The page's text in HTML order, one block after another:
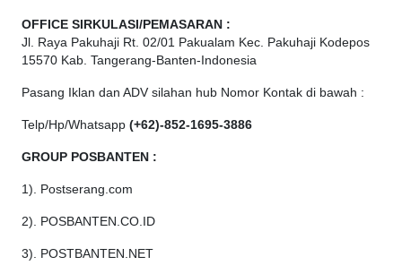
OFFICE SIRKULASI/PEMASARAN :
Jl. Raya Pakuhaji Rt. 02/01 Pakualam Kec. Pakuhaji Kodepos
15570 Kab. Tangerang-Banten-Indonesia
Pasang Iklan dan ADV silahan hub Nomor Kontak di bawah :
Telp/Hp/Whatsapp (+62)-852-1695-3886
GROUP POSBANTEN :
1). Postserang.com
2). POSBANTEN.CO.ID
3). POSTBANTEN.NET